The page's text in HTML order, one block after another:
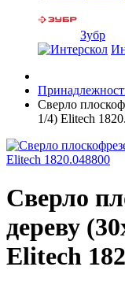
Зубр
Сверло
1/4) Elitech
Сверло
дереву
Elitech